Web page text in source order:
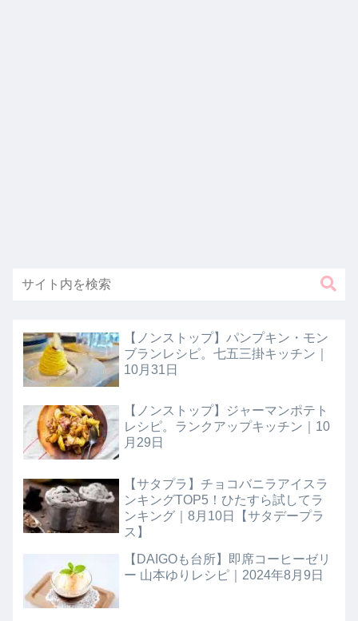
【ノンストップ】パンプキン・モン
ブランレシピ。七五三掛キッチン｜
10月31日
【ノンストップ】ジャーマンポテト
レシピ。ランクアップキッチン｜10
月29日
【サタプラ】チョコバニラアイスラ
ンキングTOP5！ひたすら試してラ
ンキング｜8月10日【サタデープラ
ス】
【DAIGOも台所】即席コーヒーゼリ
ー 山本ゆりレシピ｜2024年8月9日